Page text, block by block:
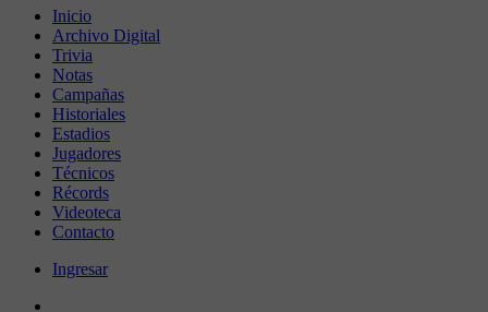
Inicio
Archivo Digital
Trivia
Notas
Campañas
Historiales
Estadios
Jugadores
Técnicos
Récords
Videoteca
Contacto
Ingresar